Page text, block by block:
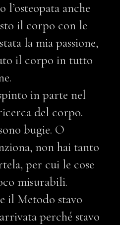
l’osteopata anche
il corpo con le
la mia passione,
il corpo in tutto
in parte nel
del corpo.
bugie. O
non hai tanto
per cui le cose
misurabili.
il Metodo stavo
perché stavo